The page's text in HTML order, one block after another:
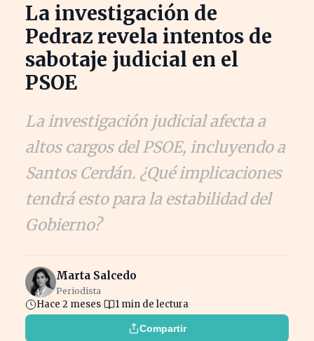
La investigación de
Pedraz revela intentos de
sabotaje judicial en el
PSOE
La investigación judicial afecta a
altos cargos del PSOE, incluyendo a
Santos Cerdán. ¿Qué implicaciones
tendrá esto para la estabilidad del
Gobierno?
Marta Salcedo
Periodista
Hace 2 meses 1 min de lectura
Compartir